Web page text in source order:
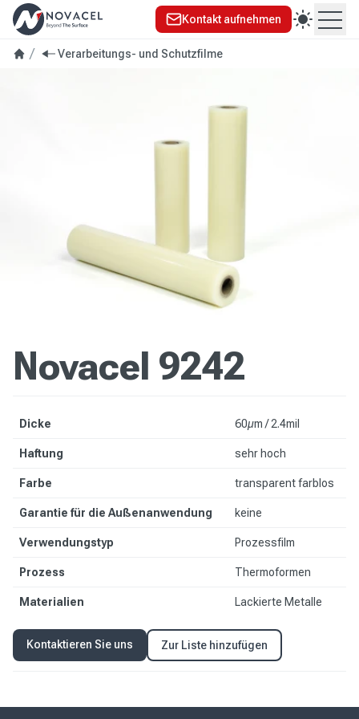
Kontakt aufnehmen
Verarbeitungs- und Schutzfilme
Novacel 9242
Dicke 60µm / 2.4mil
Haftung sehr hoch
Farbe transparent farblos
Garantie für die Außenanwendung keine
Verwendungstyp Prozessfilm
Prozess Thermoformen
Materialien Lackierte Metalle
Kontaktieren Sie uns Zur Liste hinzufügen